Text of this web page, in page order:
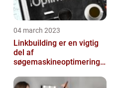
04 march 2023
Linkbuilding er en vigtig
del af
søgemaskineoptimeringe